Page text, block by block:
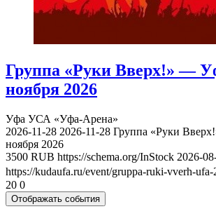
Группа «Руки Вверх!» —
ноября 2026
Уфа УСА «Уфа-Арена»
2026-11-28 2026-11-28 Группа «Руки
ноября 2026
3500 RUB https://schema.org/InStock 2026-
https://kudaufa.ru/event/gruppa-ruki-vverh-ufa-
20 0
Отображать события